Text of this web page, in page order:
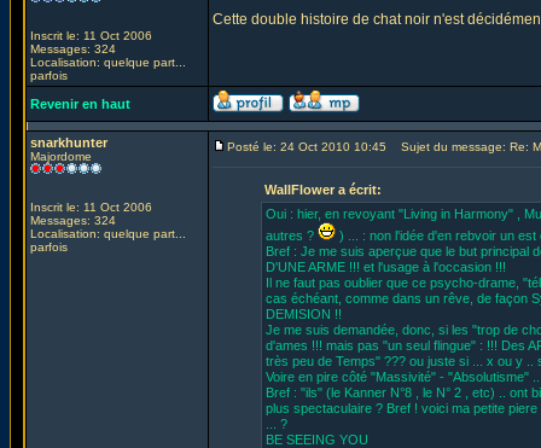
Inscrit le: 11 Oct 2006
Messages: 324
Localisation: quelque part...
parfois
Cette double histoire de chat noir n'est
Revenir en haut
snarkhunter
Majordome
Inscrit le: 11 Oct 2006
Messages: 324
Localisation: quelque part...
parfois
Posté le: 24 Oct 2010 10:45 Sujet du message: Re:
WallFlower a écrit:
Oui : hier, en revoyant "Living in Harmony" ,
autres ?
) ... : non l'idée d'en rebvoir un
Bref : Je me suis aperçue que le but principal
D'UNE ARME !!! et l'usage à l'occasion !!!
Il ne faut pas oublier que ce psycho-drame,
cas échéant, comme dans un rêve, de façon
DEMISION !!
Je me suis demandée, donc, si les "trop de
d'ames !!! mais pas "un seul flingue" : !!! Des
très peu de Temps" ??? ou juste si ... x ou y
Voire en pire côté "Massivité" - "Absolutisme"
Bref : "ils" (le Kanner N°8 , le N° 2 , etc) ..
plus spectaculaire ? Bref ! voici ma petite
... ?
BE SEEING YOU